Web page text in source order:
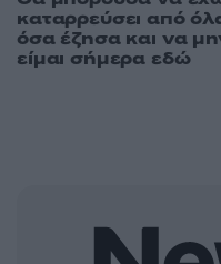
καταρρεύσει από
όσα έζησα και να
είμαι σήμερα εδώ